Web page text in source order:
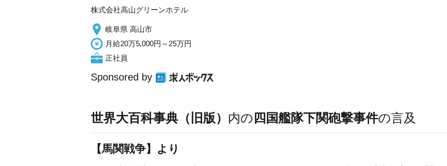
株式会社高山グリーンホテル
岐阜県 高山市
月給20万5,000円～25万円
正社員
Sponsored by
世界大百科事典（旧版） 内の 四国艦隊下関砲撃事件の言及
【馬関戦争】より